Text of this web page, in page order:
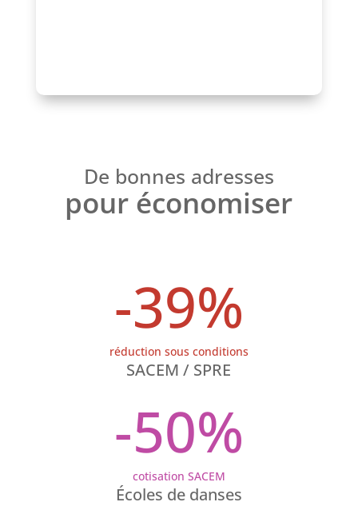
De bonnes adresses
pour économiser
-39%
réduction sous conditions
SACEM / SPRE
-50%
cotisation SACEM
Écoles de danses